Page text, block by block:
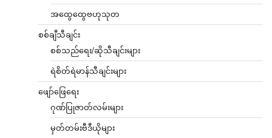
အထွေထွေဗဟုသုတ
စစ်ချီသီချင်း
စစ်သည်ရေး/ဆိုသီချင်းများ
ရဲစိတ်ရဲမာန်သီချင်းများ
ဖျော်ဖြေရေး
ဂုဏ်ပြုဇာတ်လမ်းများ
မှတ်တမ်းဗီဒီယိုများ